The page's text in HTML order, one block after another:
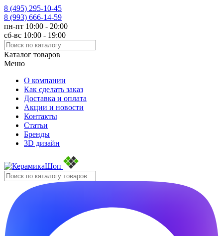
8 (495) 295-10-45
8 (993) 666-14-59
пн-пт 10:00 - 20:00
сб-вс 10:00 - 19:00
Каталог товаров
Меню
О компании
Как сделать заказ
Доставка и оплата
Акции и новости
Контакты
Статьи
Бренды
3D дизайн